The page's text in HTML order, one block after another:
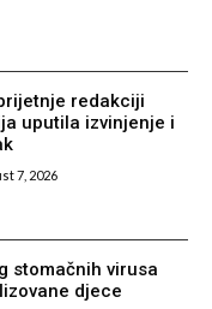
redakciji
uputila izvinjenje i
7, 2026
stomačnih virusa
djece